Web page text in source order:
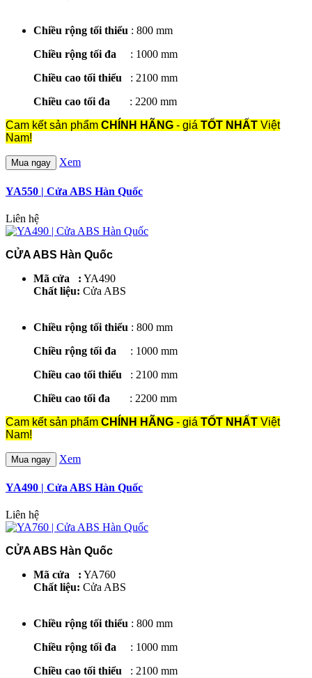
Chiều rộng tối thiểu : 800 mm
Chiều rộng tối đa : 1000 mm
Chiều cao tối thiểu : 2100 mm
Chiều cao tối đa : 2200 mm
Cam kết sản phẩm CHÍNH HÃNG - giá TỐT NHẤT Việt
Nam!
Mua ngay Xem
YA550 | Cửa ABS Hàn Quốc
Liên hệ
CỬA ABS Hàn Quốc
Mã cửa : YA490
Chất liệu: Cửa ABS
Chiều rộng tối thiểu : 800 mm
Chiều rộng tối đa : 1000 mm
Chiều cao tối thiểu : 2100 mm
Chiều cao tối đa : 2200 mm
Cam kết sản phẩm CHÍNH HÃNG - giá TỐT NHẤT Việt
Nam!
Mua ngay Xem
YA490 | Cửa ABS Hàn Quốc
Liên hệ
CỬA ABS Hàn Quốc
Mã cửa : YA760
Chất liệu: Cửa ABS
Chiều rộng tối thiểu : 800 mm
Chiều rộng tối đa : 1000 mm
Chiều cao tối thiểu : 2100 mm